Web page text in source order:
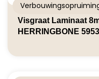
Visgraat Laminaat
HERRINGBONE